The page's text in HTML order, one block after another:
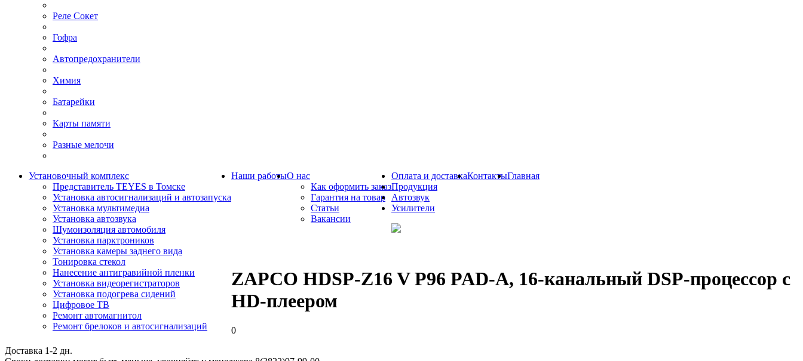
Реле Сокет
Гофра
Автопредохранители
Химия
Батарейки
Карты памяти
Разные мелочи
Установочный комплекс
Представитель TEYES в Томске
Установка автосигнализаций и автозапуска
Установка мультимедиа
Установка автозвука
Шумоизоляция автомобиля
Установка парктроников
Установка камеры заднего вида
Тонировка стекол
Нанесение антигравийной пленки
Установка видеорегистраторов
Установка подогрева сидений
Цифровое ТВ
Ремонт автомагнитол
Ремонт брелоков и автосигнализаций
Наши работыО нас
Как оформить заказ
Гарантия на товар
Статьи
Вакансии
Оплата и доставкаКонтактыГлавная
Продукция
Автозвук
Усилители
ZAPCO HDSP-Z16 V P96 PAD-A, 16-канальный DSP-процессор с
HD-плеером
0
Доставка 1-2 дн.